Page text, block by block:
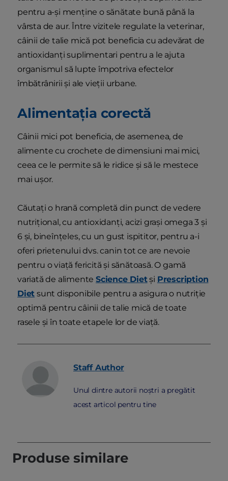
pentru a-și menține o sănătate bună până la
vârsta de aur. Între vizitele regulate la veterinar,
câinii de talie mică pot beneficia cu adevărat de
antioxidanți suplimentari pentru a le ajuta
organismul să lupte împotriva efectelor
îmbătrânirii și ale vieții urbane.
Alimentația corectă
Câinii mici pot beneficia, de asemenea, de
alimente cu crochete de dimensiuni mai mici,
ceea ce le permite să le ridice și să le mestece
mai ușor.
Căutați o hrană completă din punct de vedere
nutrițional, cu antioxidanți, acizi grași omega 3 și
6 și, bineînțeles, cu un gust ispititor, pentru a-i
oferi prietenului dvs. canin tot ce are nevoie
pentru o viață fericită și sănătoasă. O gamă
variată de alimenteScience Dietși Prescription
Diet sunt disponibile pentru a asigura o nutriție
optimă pentru câinii de talie mică de toate
rasele și în toate etapele lor de viață.
Staff Author
Unul dintre autorii noștri a pregătit
acest articol pentru tine
Produse similare